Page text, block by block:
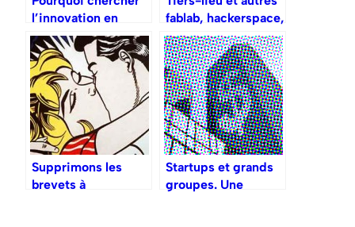
l’innovation en
dehors de
l’entreprise ?
fablab, hackerspace,
medialab, living lab,
… vous n’y
comprenez plus
rien ?
Supprimons les
brevets à
Startups et grands
groupes. Une